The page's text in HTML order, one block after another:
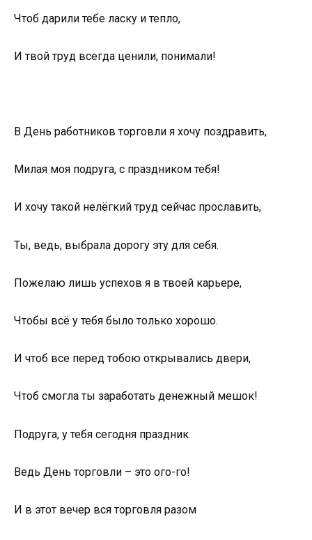
Чтоб дарили тебе ласку и тепло,
И твой труд всегда ценили, понимали!
В День работников торговли я хочу поздравить,
Милая моя подруга, с праздником тебя!
И хочу такой нелёгкий труд сейчас прославить,
Ты, ведь, выбрала дорогу эту для себя.
Пожелаю лишь успехов я в твоей карьере,
Чтобы всё у тебя было только хорошо.
И чтоб все перед тобою открывались двери,
Чтоб смогла ты заработать денежный мешок!
Подруга, у тебя сегодня праздник.
Ведь День торговли – это ого-го!
И в этот вечер вся торговля разом